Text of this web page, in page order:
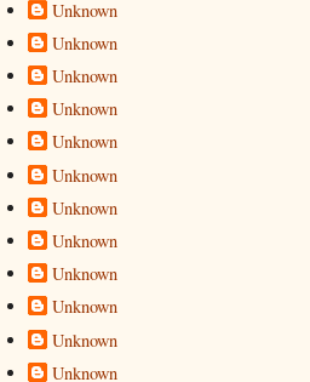
Unknown
Unknown
Unknown
Unknown
Unknown
Unknown
Unknown
Unknown
Unknown
Unknown
Unknown
Unknown